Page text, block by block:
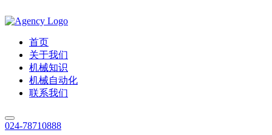
首页
关于我们
机械知识
机械自动化
联系我们
024-78710888